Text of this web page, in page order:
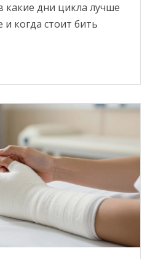
какие дни цикла лучше
когда стоит бить